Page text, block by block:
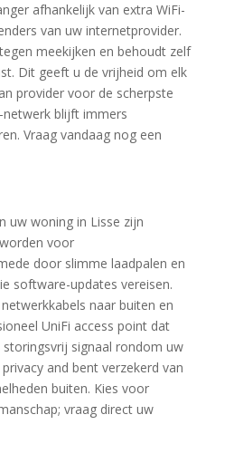
afhankelijk van extra WiFi-
van uw internetprovider.
meekijken en behoudt zelf
Dit geeft u de vrijheid om elk
provider voor de scherpste
netwerk blijft immers
Vraag vandaag nog een
uw woning in Lisse zijn
voor
door slimme laadpalen en
software-updates vereisen.
naar buiten en
UniFi access point dat
signaal rondom uw
and bent verzekerd van
buiten. Kies voor
vraag direct uw